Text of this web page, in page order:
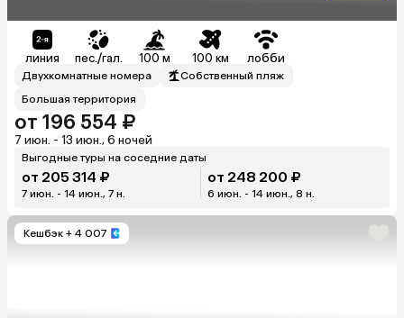
линия пес./гал. 100 м 100 км лобби
Двухкомнатные номера
Собственный пляж
Большая территория
от 196 554 ₽
7 июн. - 13 июн., 6 ночей
Выгодные туры на соседние даты
от 205 314 ₽
7 июн. - 14 июн., 7 н.
от 248 200 ₽
6 июн. - 14 июн., 8 н.
Кешбэк + 4 007